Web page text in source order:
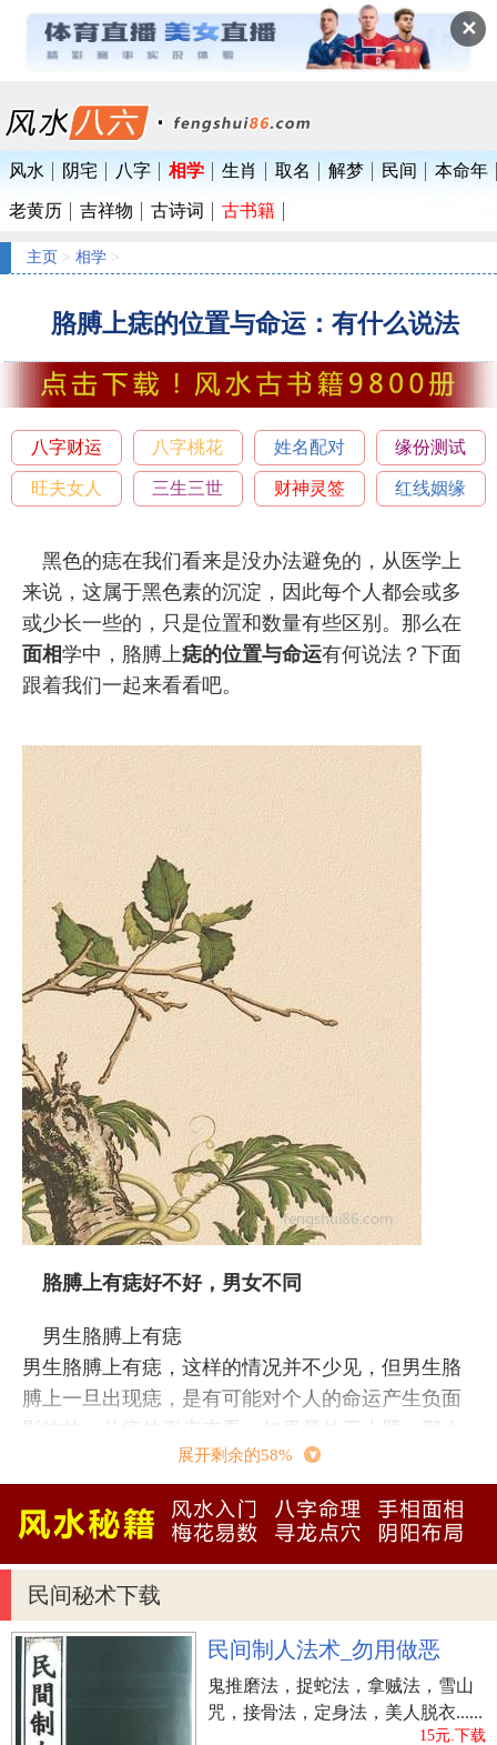
✕
风水 阴宅 八字 相学 生肖 取名 解梦 民间 本命年
老黄历 吉祥物 古诗词 古书籍
主页 > 相学 >
胳膊上痣的位置与命运：有什么说法
八字财运 八字桃花 姓名配对 缘份测试
旺夫女人 三生三世 财神灵签 红线姻缘
黑色的痣在我们看来是没办法避免的，从医学上
来说，这属于黑色素的沉淀，因此每个人都会或多
或少长一些的，只是位置和数量有些区别。那么在
面相学中，胳膊上痣的位置与命运有何说法？下面
跟着我们一起来看看吧。
胳膊上有痣好不好，男女不同
男生胳膊上有痣
男生胳膊上有痣，这样的情况并不少见，但男生胳
膊上一旦出现痣，是有可能对个人的命运产生负面
影响的，从痣的形态来看，如果是处于小臂，那么
对于命运的负面影响较小，如果是上臂，那么对于
命运的影响将会变大，可以说这样的人命运不会太
好。
女生胳膊上有痣
对于女生来说，如果胳膊上出现痣，首先从心理上
就十分排斥，因为这不是她们想要的体貌。不过，
从命运走向上来看，对于女生来说，不管是上臂还
是小臂，出现痣其实对于个人来说都是挺好的一件
事，可以认为这是福相，也可以认为这就是一种成
展开剩余的58%
民间秘术下载
民间制人法术_勿用做恶
鬼推磨法，捉蛇法，拿贼法，雪山
咒，接骨法，定身法，美人脱衣......
15元.下载